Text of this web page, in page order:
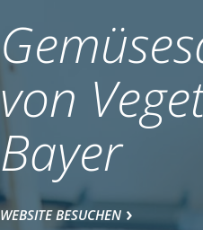
von
Bayer
WEBSITE BESUCHEN